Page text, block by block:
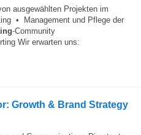
ausgewählten Projekten im
• Management und Pflege der
-Community
Wir erwarten uns:
Growth & Brand Strategy